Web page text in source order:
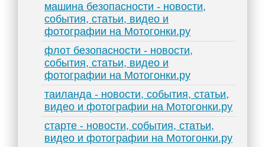
машина безопасности - новости,
события, статьи, видео и
фотографии на Мотогонки.ру
флот безопасности - новости,
события, статьи, видео и
фотографии на Мотогонки.ру
таиланда - новости, события, статьи,
видео и фотографии на Мотогонки.ру
старте - новости, события, статьи,
видео и фотографии на Мотогонки.ру